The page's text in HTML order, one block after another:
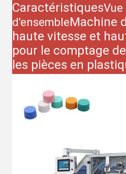
CaractéristiquesVue
d'ensembleMachine
haute vitesse et
pour le comptage
les pièces en